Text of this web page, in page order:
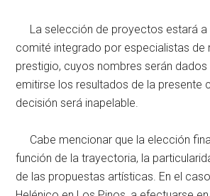
La selección de proyectos estará a
comité integrado por especialistas de
prestigio, cuyos nombres serán
emitirse los resultados de la presente
decisión será inapelable.
Cabe mencionar que la elección
función de la trayectoria, la
de las propuestas artísticas. En el